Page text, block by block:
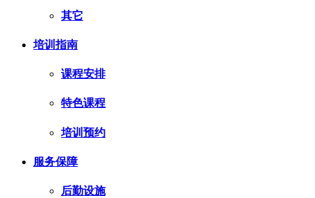
其它
培训指南
课程安排
特色课程
培训预约
服务保障
后勤设施